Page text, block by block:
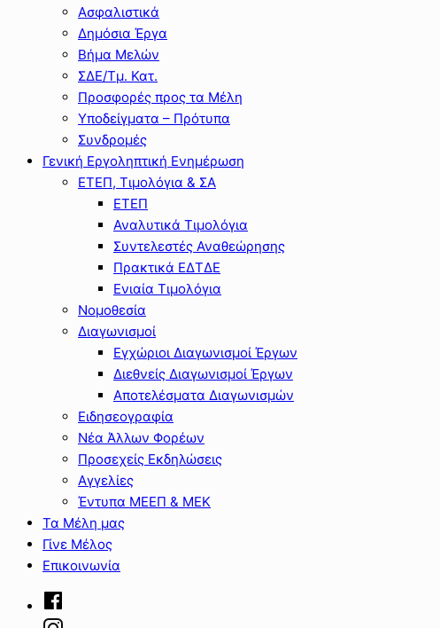
Ασφαλιστικά
Δημόσια Έργα
Βήμα Μελών
ΣΔΕ/Τμ. Κατ.
Προσφορές προς τα Μέλη
Υποδείγματα – Πρότυπα
Συνδρομές
Γενική Εργοληπτική Ενημέρωση
ΕΤΕΠ, Τιμολόγια & ΣΑ
ΕΤΕΠ
Αναλυτικά Τιμολόγια
Συντελεστές Αναθεώρησης
Πρακτικά ΕΔΤΔΕ
Ενιαία Τιμολόγια
Νομοθεσία
Διαγωνισμοί
Εγχώριοι Διαγωνισμοί Έργων
Διεθνείς Διαγωνισμοί Έργων
Αποτελέσματα Διαγωνισμών
Ειδησεογραφία
Νέα Άλλων Φορέων
Προσεχείς Εκδηλώσεις
Αγγελίες
Έντυπα ΜΕΕΠ & ΜΕΚ
Τα Μέλη μας
Γίνε Μέλος
Επικοινωνία